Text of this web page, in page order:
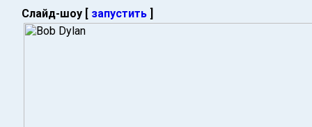
Слайд-шоу [ запустить ]